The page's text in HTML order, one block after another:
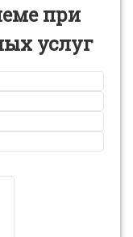
при
услуг